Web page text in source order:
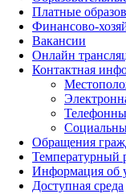
Платные
Финансово-
Вакансии
Онлайн
Контактная
Обращения
Температурный
Информация об
Доступная среда